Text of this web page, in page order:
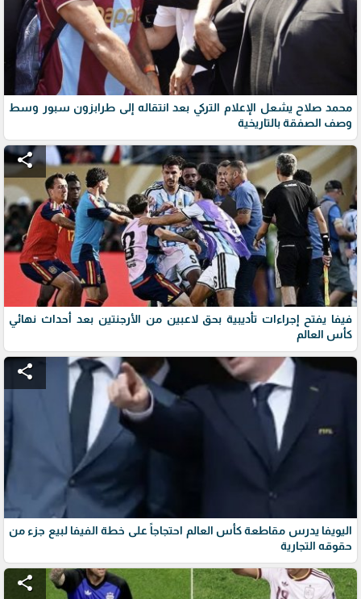
محمد صلاح يشعل الإعلام التركي بعد انتقاله إلى طرابزون سبور وسط
وصف الصفقة بالتاريخية
share
فيفا يفتح إجراءات تأديبية بحق لاعبين من الأرجنتين بعد أحداث نهائي
كأس العالم
share
اليويفا يدرس مقاطعة كأس العالم احتجاجاً على خطة الفيفا لبيع جزء من
حقوقه التجارية
share